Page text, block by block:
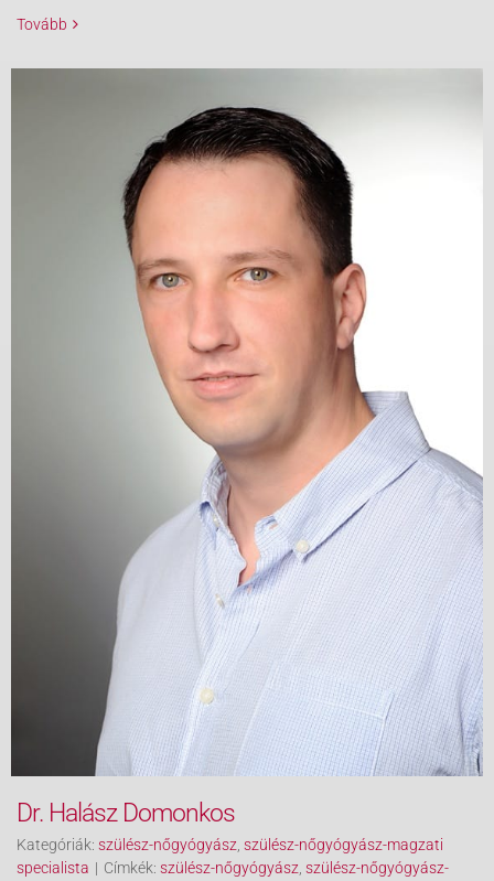
Tovább
Dr. Halász Domonkos
Kategóriák: szülész-nőgyógyász szülész-nőgyógyász-magzati
specialista | Címkék: szülész-nőgyógyász szülész-nőgyógyász-